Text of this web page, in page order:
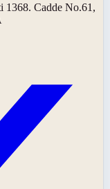
1368. Cadde No.61,